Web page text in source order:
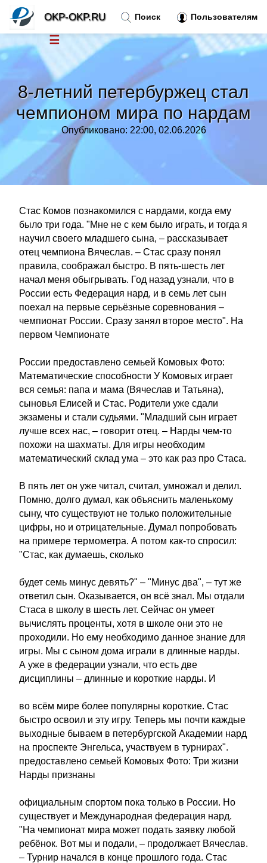
8-летний петербуржец стал
чемпионом мира по нардам
Опубликовано: 22:00, 02.06.2026
Стас Комов познакомился с нардами, когда ему
было три года. "Мне не с кем было играть, и тогда я
научил своего младшего сына, – рассказывает
отец чемпиона Вячеслав. – Стас сразу понял
правила, соображал быстро. В пять-шесть лет
начал меня обыгрывать. Год назад узнали, что в
России есть Федерация нард, и в семь лет сын
поехал на первые серьёзные соревнования –
чемпионат России. Сразу занял второе место". На
первом Чемпионате
России предоставлено семьей Комовых Фото:
Математические способности У Комовых играет
вся семья: папа и мама (Вячеслав и Татьяна),
сыновья Елисей и Стас. Родители уже сдали
экзамены и стали судьями. "Младший сын играет
лучше всех нас, – говорит отец. – Нарды чем-то
похожи на шахматы. Для игры необходим
математический склад ума – это как раз про Стаса.
В пять лет он уже читал, считал, умножал и делил.
Помню, долго думал, как объяснить маленькому
сыну, что существуют не только положительные
цифры, но и отрицательные. Думал попробовать
на примере термометра. А потом как-то спросил:
"Стас, как думаешь, сколько
будет семь минус девять?" – "Минус два", – тут же
ответил сын. Оказывается, он всё знал. Мы отдали
Стаса в школу в шесть лет. Сейчас он умеет
вычислять проценты, хотя в школе они это не
проходили. Но ему необходимо данное знание для
игры. Мы с сыном дома играли в длинные нарды.
А уже в федерации узнали, что есть две
дисциплины – длинные и короткие нарды. И
во всём мире более популярны короткие. Стас
быстро освоил и эту игру. Теперь мы почти каждые
выходные бываем в петербургской Академии нард
на проспекте Энгельса, участвуем в турнирах".
предоставлено семьей Комовых Фото: Три жизни
Нарды признаны
официальным спортом пока только в России. Но
существует и Международная федерация нард.
"На чемпионат мира может подать заявку любой
ребёнок. Вот мы и подали, – продолжает Вячеслав.
– Турнир начался в конце прошлого года. Стас
Поиск Пользователям
OKP-OKP.RU
☰
Новости
Тренды новостей »
Рубрики»
Контакт»